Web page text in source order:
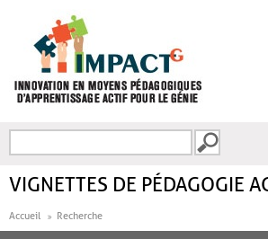
FORMULAIRE DE
VIGNETTES DE PÉDAGOGIE
Accueil Recherche